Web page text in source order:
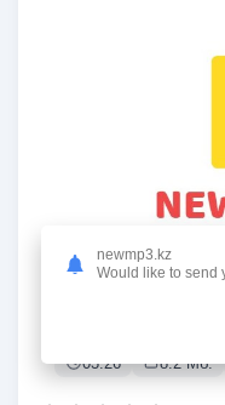
03:26 8.2 Мб.
newmp3.kz
Would like to send